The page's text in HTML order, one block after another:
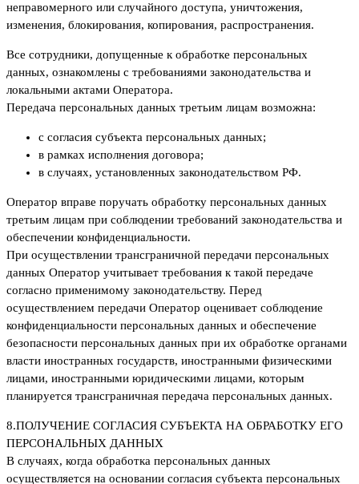
неправомерного или случайного доступа, уничтожения,
изменения, блокирования, копирования, распространения.
Все сотрудники, допущенные к обработке персональных
данных, ознакомлены с требованиями законодательства и
локальными актами Оператора.
Передача персональных данных третьим лицам возможна:
с согласия субъекта персональных данных;
в рамках исполнения договора;
в случаях, установленных законодательством РФ.
Оператор вправе поручать обработку персональных данных
третьим лицам при соблюдении требований законодательства и
обеспечении конфиденциальности.
При осуществлении трансграничной передачи персональных
данных Оператор учитывает требования к такой передаче
согласно применимому законодательству. Перед
осуществлением передачи Оператор оценивает соблюдение
конфиденциальности персональных данных и обеспечение
безопасности персональных данных при их обработке органами
власти иностранных государств, иностранными физическими
лицами, иностранными юридическими лицами, которым
планируется трансграничная передача персональных данных.
8.ПОЛУЧЕНИЕ СОГЛАСИЯ СУБЪЕКТА НА ОБРАБОТКУ ЕГО
ПЕРСОНАЛЬНЫХ ДАННЫХ
В случаях, когда обработка персональных данных
осуществляется на основании согласия субъекта персональных